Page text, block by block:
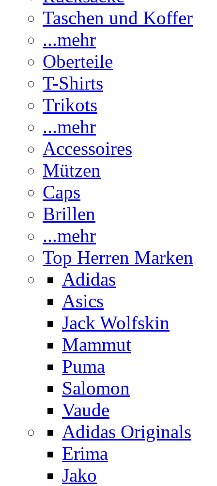
Taschen und Koffer
...mehr
Oberteile
T-Shirts
Trikots
...mehr
Accessoires
Mützen
Caps
Brillen
...mehr
Top Herren Marken
Adidas
Asics
Jack Wolfskin
Mammut
Puma
Salomon
Vaude
Adidas Originals
Erima
Jako